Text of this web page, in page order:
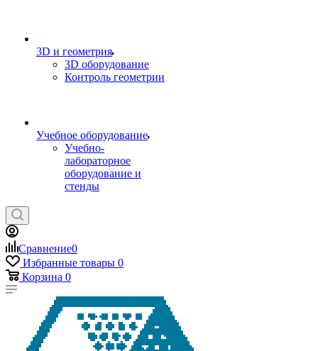
3D и геометрия
3D оборудование
Контроль геометрии
Учебное оборудование
Учебно-
лабораторное
оборудование и
стенды
Сравнение0
Избранные товары 0
Корзина 0